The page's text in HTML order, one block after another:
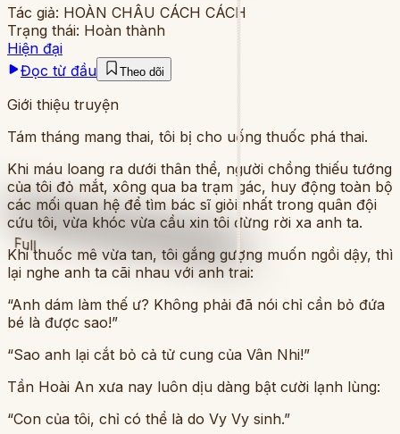
Full
Tác giả: HOÀN CHÂU CÁCH CÁCH
Trạng thái: Hoàn thành
Hiện đại
Đọc từ đầu
Theo dõi
Giới thiệu truyện
Tám tháng mang thai, tôi bị cho uống thuốc phá thai.
Khi máu loang ra dưới thân thể, người chồng thiếu tướng
của tôi đỏ mắt, xông qua ba trạm gác, huy động toàn bộ
các mối quan hệ để tìm bác sĩ giỏi nhất trong quân đội
cứu tôi, vừa khóc vừa cầu xin tôi đừng rời xa anh ta.
Khi thuốc mê vừa tan, tôi gắng gượng muốn ngồi dậy, thì
lại nghe anh ta cãi nhau với anh trai:
“Anh dám làm thế ư? Không phải đã nói chỉ cần bỏ đứa
bé là được sao!”
“Sao anh lại cắt bỏ cả tử cung của Vân Nhi!”
Tần Hoài An xưa nay luôn dịu dàng bật cười lạnh lùng:
“Con của tôi, chỉ có thể là do Vy Vy sinh.”